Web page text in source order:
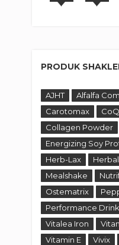
PRODUK
AJHT Alfalfa
Carotomax
Collagen Powder
Energizing Soy
Herb-Lax
Mealshake
Ostematrix
Performance Drink
Vitalea Iron
Vitamin E
Vivix